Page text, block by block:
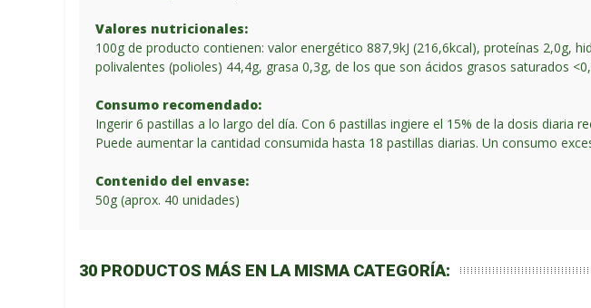
Valores nutricionales:
100g de producto contienen: valor energético 887,9kJ (216,6kcal), proteínas 2,0g,
polivalentes (polioles) 44,4g, grasa 0,3g, de los que son ácidos grasos saturados
Consumo recomendado:
Ingerir 6 pastillas a lo largo del día. Con 6 pastillas ingiere el 15% de la dosis
Puede aumentar la cantidad consumida hasta 18 pastillas diarias. Un consumo
Contenido del envase:
50g (aprox. 40 unidades)
30 PRODUCTOS MÁS EN LA MISMA CATEGORÍA: